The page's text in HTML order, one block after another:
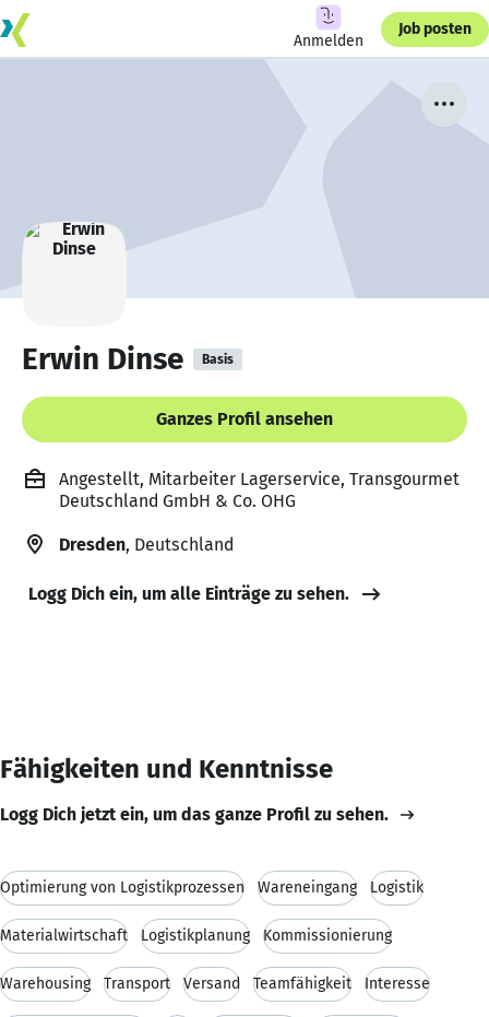
Anmelden
Job posten
Erwin Dinse Basis
Ganzes Profil ansehen
Angestellt, Mitarbeiter Lagerservice, Transgourmet
Deutschland GmbH & Co. OHG
Dresden, Deutschland
Logg Dich ein, um alle Einträge zu sehen.
Fähigkeiten und Kenntnisse
Logg Dich jetzt ein, um das ganze Profil zu sehen.
Optimierung von Logistikprozessen Wareneingang Logistik
Materialwirtschaft Logistikplanung Kommissionierung
Warehousing Transport Versand Teamfähigkeit Interesse